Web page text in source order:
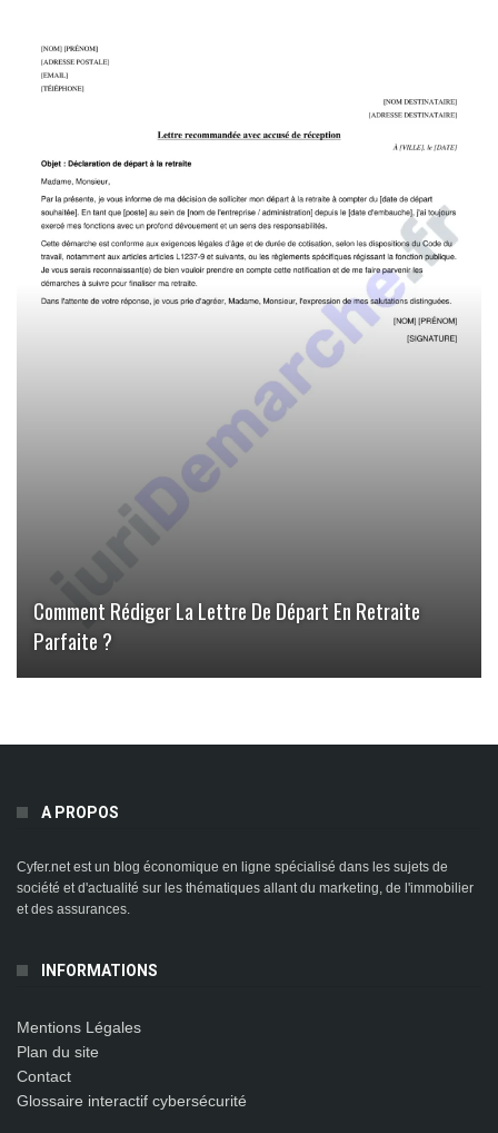
Comment Rédiger La Lettre De Départ En Retraite
Parfaite ?
A PROPOS
Cyfer.net est un blog économique en ligne spécialisé dans les sujets de
société et d'actualité sur les thématiques allant du marketing, de l'immobilier
et des assurances.
INFORMATIONS
Mentions Légales
Plan du site
Contact
Glossaire interactif cybersécurité